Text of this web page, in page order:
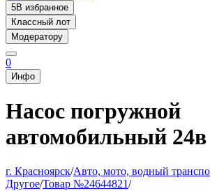
5В избранное
Классный лот
Модератору
0
Инфо
Насос погружной
автомобильный 24в
г. Красноярск/Авто, мото, водный
Другое/Товар №24644821/